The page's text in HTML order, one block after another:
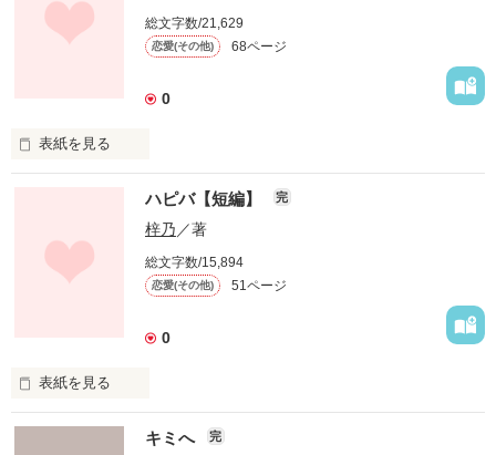
そんな男が隣に引っ越してきて！？
更新再開
総文字数/21,629
恋愛(その他) 68ページ
0
表紙を見る
でも問題発生で破局の危機
夏川  幸
ハピバ【短編】 完
梓乃 ／著
総文字数/15,894
恋愛(その他) 51ページ
0
表紙を見る
図書室にいる先輩に一目惚れしてから、毎日図書室に行くよう
になった夏川　幸(ナツカワ　サチ)けどある日を境に、先輩は
キミへ 完